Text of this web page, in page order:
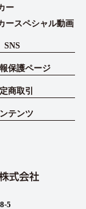
ー
ースペシャル動画
SNS
保護ページ
商取引
テンツ
5